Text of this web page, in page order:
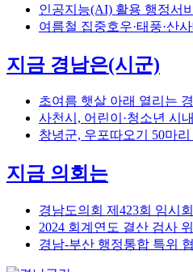
인공지능(AI) 활용 행정서
여름철 집중호우·태풍·산
지금 경남은(시군)
초여름 햇살 아래 열리는
사천시, 어린이·청소년 시
창녕군, 우포따오기 50마
지금 의회는
경남도의회 제423회 임시
2024 회계연도 결산 검사
경남-부산 행정통합 특위